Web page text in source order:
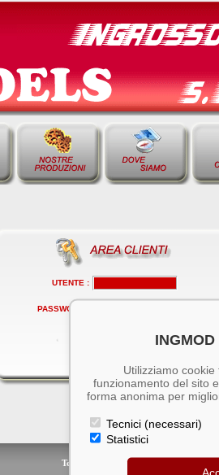
UTENTE :
PASSWORD :
Tel. 06 79320402 • Fax. 06 79320402
La vendita è
Utilizziamo
funzionamento del sito
forma anonima per
Tecnici (necessari)
Statistici